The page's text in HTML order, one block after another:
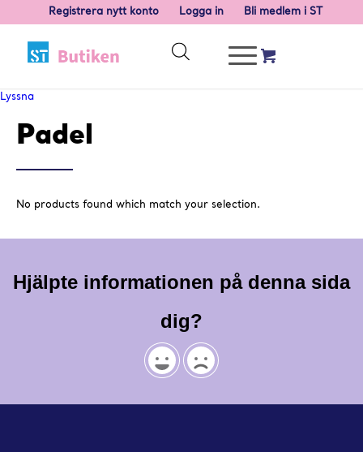
Registrera nytt konto Logga in Bli medlem i ST
Lyssna
Padel
No products found which match your selection.
Hjälpte informationen på denna sida
dig?